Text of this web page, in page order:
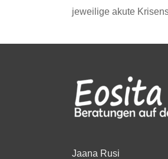
jeweilige akute
Jaana Rusi